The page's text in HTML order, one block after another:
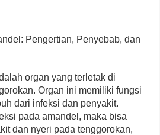
Pengertian, Penyebab, dan
organ yang terletak di
Organ ini memiliki fungsi
dari infeksi dan penyakit.
pada amandel, maka bisa
dan nyeri pada tenggorokan,